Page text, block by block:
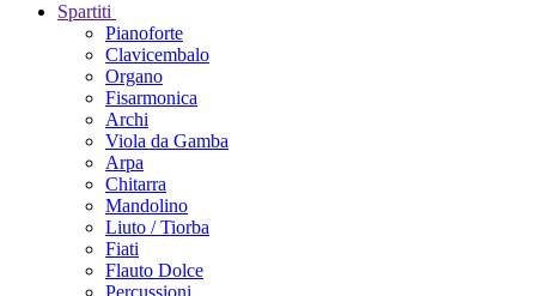
Spartiti
Pianoforte
Clavicembalo
Organo
Fisarmonica
Archi
Viola da Gamba
Arpa
Chitarra
Mandolino
Liuto / Tiorba
Fiati
Flauto Dolce
Percussioni